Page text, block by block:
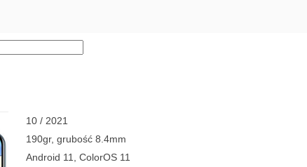
10 / 2021
190gr, grubość 8.4mm
Android 11, ColorOS 11